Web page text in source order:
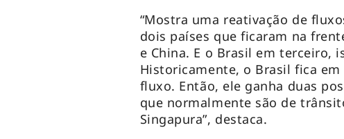
“Mostra uma reativação de
dois países que ficaram na
e China. E o Brasil em terceiro,
Historicamente, o Brasil fica
fluxo. Então, ele ganha duas
que normalmente são de
Singapura”, destaca.